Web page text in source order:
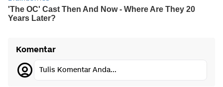
Komentar
Tulis Komentar Anda...